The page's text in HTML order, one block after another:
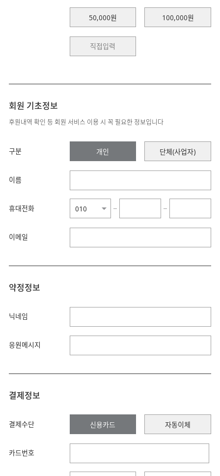
50,000원 100,000원
회원 기초정보
후원내역 확인 등 회원 서비스 이용 시 꼭 필요한 정보입니다
구분 개인 단체(사업자)
이름
휴대전화 − −
이메일
약정정보
닉네임
응원메시지
결제정보
결제수단 신용카드 자동이체
카드번호